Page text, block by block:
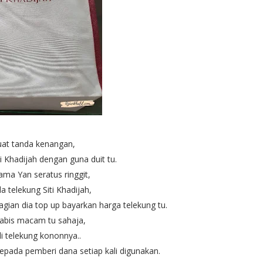
tanda kenangan,
Khadijah dengan guna duit tu.
Yan seratus ringgit,
telekung Siti Khadijah,
dia top up bayarkan harga telekung tu.
macam tu sahaja,
telekung kononnya..
pemberi dana setiap kali digunakan.